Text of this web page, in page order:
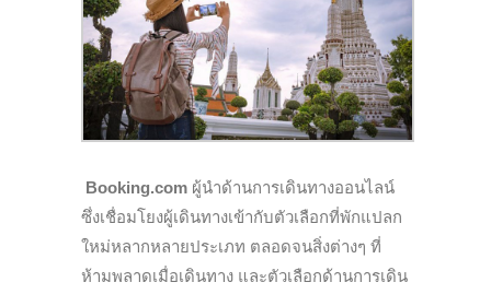
Booking.com ผู้นำด้านการเดินทางออนไลน์
ซึ่งเชื่อมโยงผู้เดินทางเข้ากับตัวเลือกที่พักแปลก
ใหม่หลากหลายประเภท ตลอดจนสิ่งต่างๆ ที่
ห้ามพลาดเมื่อเดินทาง และตัวเลือกด้านการเดิน